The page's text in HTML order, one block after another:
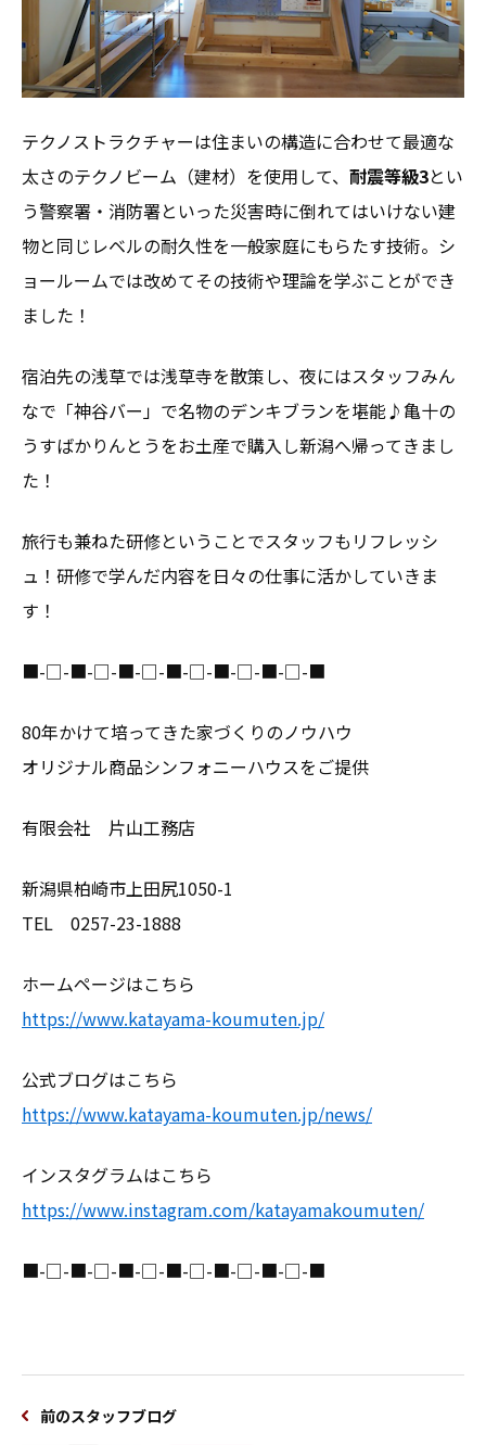
テクノストラクチャーは住まいの構造に合わせて最適な
太さのテクノビーム（建材）を使用して、 耐震等級3とい
う警察署・消防署といった災害時に倒れてはいけない建
物と同じレベルの耐久性を一般家庭にもらたす技術。シ
ョールームでは改めてその技術や理論を学ぶことができ
ました！
宿泊先の浅草では浅草寺を散策し、夜にはスタッフみん
なで「神谷バー」で名物のデンキブランを堪能♪亀十の
うすばかりんとうをお土産で購入し新潟へ帰ってきまし
た！
旅行も兼ねた研修ということでスタッフもリフレッシ
ュ！研修で学んだ内容を日々の仕事に活かしていきま
す！
■-□-■-□-■-□-■-□-■-□-■-□-■
80年かけて培ってきた家づくりのノウハウ
オリジナル商品シンフォニーハウスをご提供
有限会社 片山工務店
新潟県柏崎市上田尻1050-1
TEL 0257-23-1888
ホームページはこちら
https://www.katayama-koumuten.jp/
公式ブログはこちら
https://www.katayama-koumuten.jp/news/
インスタグラムはこちら
https://www.instagram.com/katayamakoumuten/
■-□-■-□-■-□-■-□-■-□-■-□-■
前のスタッフブログ